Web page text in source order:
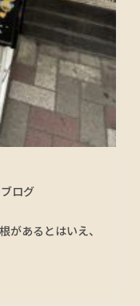
ログ
があるとはいえ、